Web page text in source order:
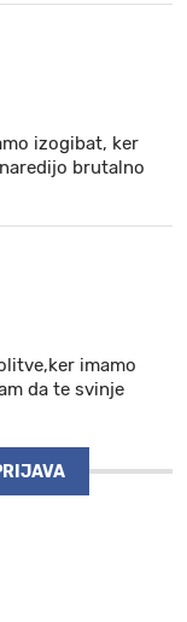
izogibat, ker
brutalno
imamo
da te svinje